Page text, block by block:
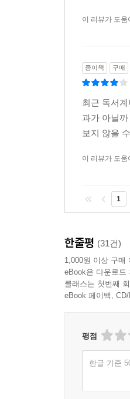
이 리뷰가 도
종이책 구매
최근 독서
과가 아닐
보지 않을
이 리뷰가 도
1
한줄평 (31건)
1,000원 이상 구매
eBook은 다운로드
클래스는 첫번째
eBook 페이백,
평점
한글 기준